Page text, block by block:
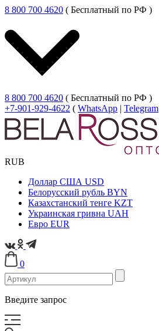
8 800 700 4620 ( Бесплатный по РФ )
8 800 700 4620 ( Бесплатный по РФ )
+7-901-929-4622 ( WhatsApp | Telegram
RUB
Доллар США USD
Белорусский рубль BYN
Казахстанский тенге KZT
Украинская гривна UAH
Евро EUR
0
Введите запрос